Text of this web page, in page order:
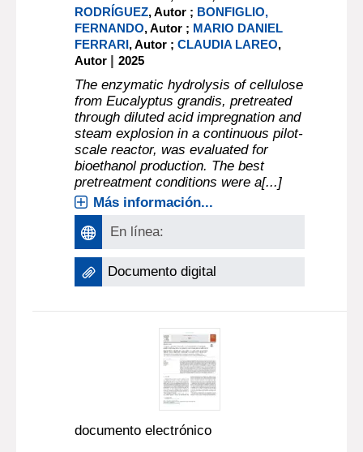
RODRÍGUEZ, Autor ; BONFIGLIO,
FERNANDO, Autor ; MARIO DANIEL
FERRARI, Autor ;CLAUDIA LAREO,
Autor |2025
The enzymatic hydrolysis of cellulose
from Eucalyptus grandis, pretreated
through diluted acid impregnation and
steam explosion in a continuous pilot-
scale reactor, was evaluated for
bioethanol production. The best
pretreatment conditions were a[...]
Más información...
En línea:
Documento digital
documento electrónico